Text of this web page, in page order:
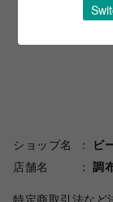
ショップ名
ビ
店舗名
調